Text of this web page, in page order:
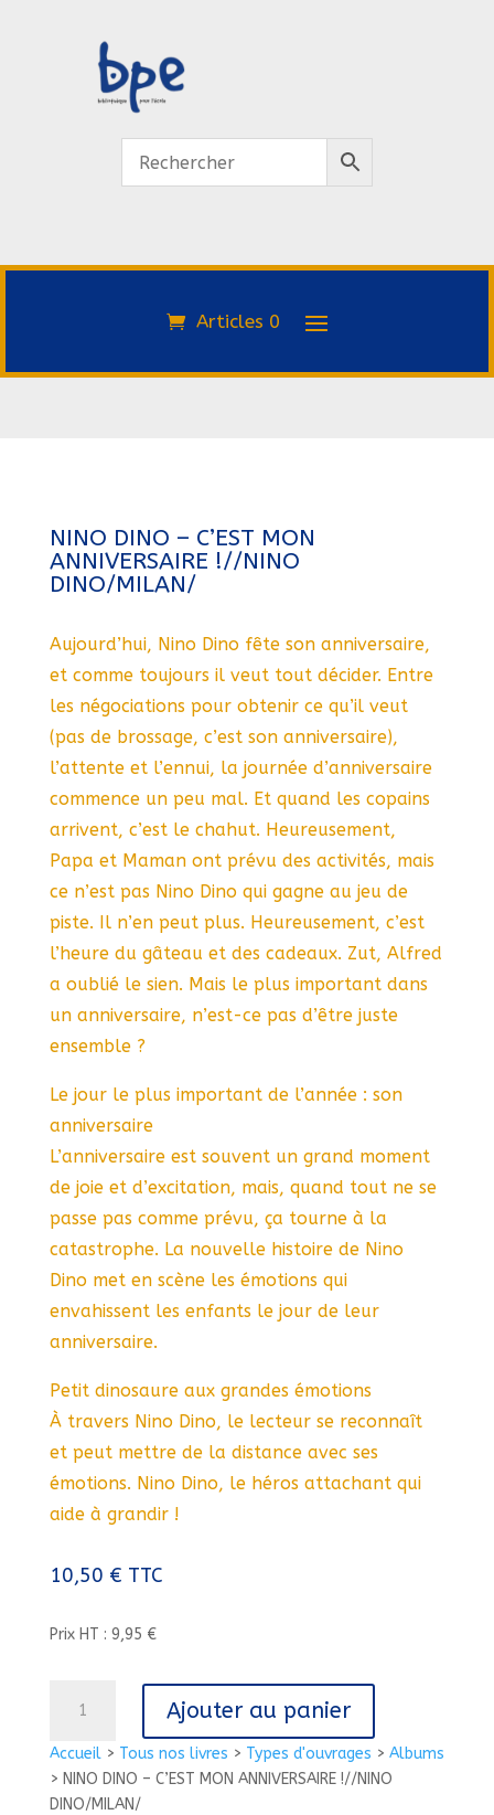
Articles 0
Accueil> Tous nos livres > Types d'ouvrages > Albums
> NINO DINO – C’EST MON ANNIVERSAIRE !//NINO
DINO/MILAN/
NINO DINO – C’EST MON
ANNIVERSAIRE !//NINO
DINO/MILAN/
Aujourd’hui, Nino Dino fête son anniversaire,
et comme toujours il veut tout décider. Entre
les négociations pour obtenir ce qu’il veut
(pas de brossage, c’est son anniversaire),
l’attente et l’ennui, la journée d’anniversaire
commence un peu mal. Et quand les copains
arrivent, c’est le chahut. Heureusement,
Papa et Maman ont prévu des activités, mais
ce n’est pas Nino Dino qui gagne au jeu de
piste. Il n’en peut plus. Heureusement, c’est
l’heure du gâteau et des cadeaux. Zut, Alfred
a oublié le sien. Mais le plus important dans
un anniversaire, n’est-ce pas d’être juste
ensemble ?
Le jour le plus important de l’année : son
anniversaire
L’anniversaire est souvent un grand moment
de joie et d’excitation, mais, quand tout ne se
passe pas comme prévu, ça tourne à la
catastrophe. La nouvelle histoire de Nino
Dino met en scène les émotions qui
envahissent les enfants le jour de leur
anniversaire.
Petit dinosaure aux grandes émotions
À travers Nino Dino, le lecteur se reconnaît
et peut mettre de la distance avec ses
émotions. Nino Dino, le héros attachant qui
aide à grandir !
10,50 € TTC
Prix HT : 9,95 €
NINO
DINO
-
Ajouter au panier